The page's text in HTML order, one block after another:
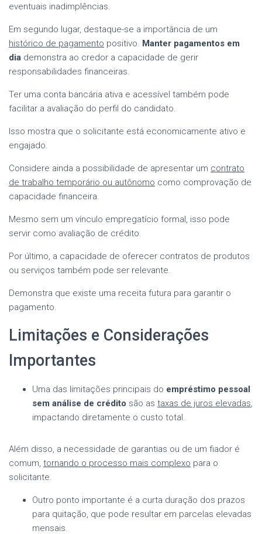
eventuais inadimplências.
Em segundo lugar, destaque-se a importância de um
histórico de pagamento positivo. Manter pagamentos em
dia demonstra ao credor a capacidade de gerir
responsabilidades financeiras.
Ter uma conta bancária ativa e acessível também pode
facilitar a avaliação do perfil do candidato.
Isso mostra que o solicitante está economicamente ativo e
engajado.
Considere ainda a possibilidade de apresentar um contrato
de trabalho temporário ou autônomo como comprovação de
capacidade financeira.
Mesmo sem um vínculo empregatício formal, isso pode
servir como avaliação de crédito.
Por último, a capacidade de oferecer contratos de produtos
ou serviços também pode ser relevante.
Demonstra que existe uma receita futura para garantir o
pagamento.
Limitações e Considerações
Importantes
Uma das limitações principais do empréstimo pessoal
sem análise de crédito são as taxas de juros elevadas,
impactando diretamente o custo total.
Além disso, a necessidade de garantias ou de um fiador é
comum, tornando o processo mais complexo para o
solicitante.
Outro ponto importante é a curta duração dos prazos
para quitação, que pode resultar em parcelas elevadas
mensais.